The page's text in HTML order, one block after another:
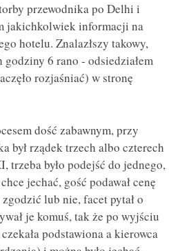
przewodnika po Delhi i
jakichkolwiek informacji na
hotelu. Znalazłszy takowy,
godziny 6 rano - odsiedziałem
rozjaśniać) w stronę
dość zabawnym, przy
był rządek trzech albo czterech
trzeba było podejść do jednego,
jechać, gość podawał cenę
lub nie, facet pytał o
je komuś, tak że po wyjściu
podstawiona a kierowca